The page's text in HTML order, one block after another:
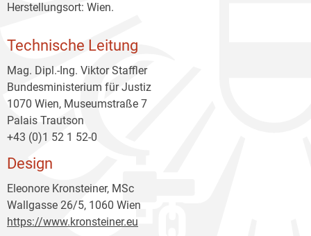
Herstellungsort: Wien.
Technische Leitung
Mag. Dipl.-Ing. Viktor Staffler
Bundesministerium für Justiz
1070 Wien, Museumstraße 7
Palais Trautson
+43 (0)1 52 1 52-0
Design
Eleonore Kronsteiner, MSc
Wallgasse 26/5, 1060 Wien
https://www.kronsteiner.eu